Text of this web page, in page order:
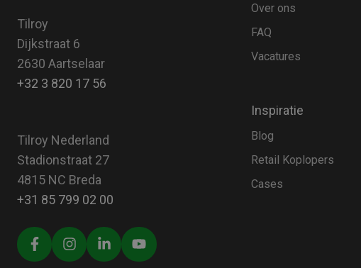
Tilroy
Dijkstraat 6
2630 Aartselaar
+32 3 820 17 56
Tilroy Nederland
Stadionstraat 27
4815 NC Breda
+31 85 799 02 00
Over ons
FAQ
Vacatures
Inspiratie
Blog
Retail Koplopers
Cases